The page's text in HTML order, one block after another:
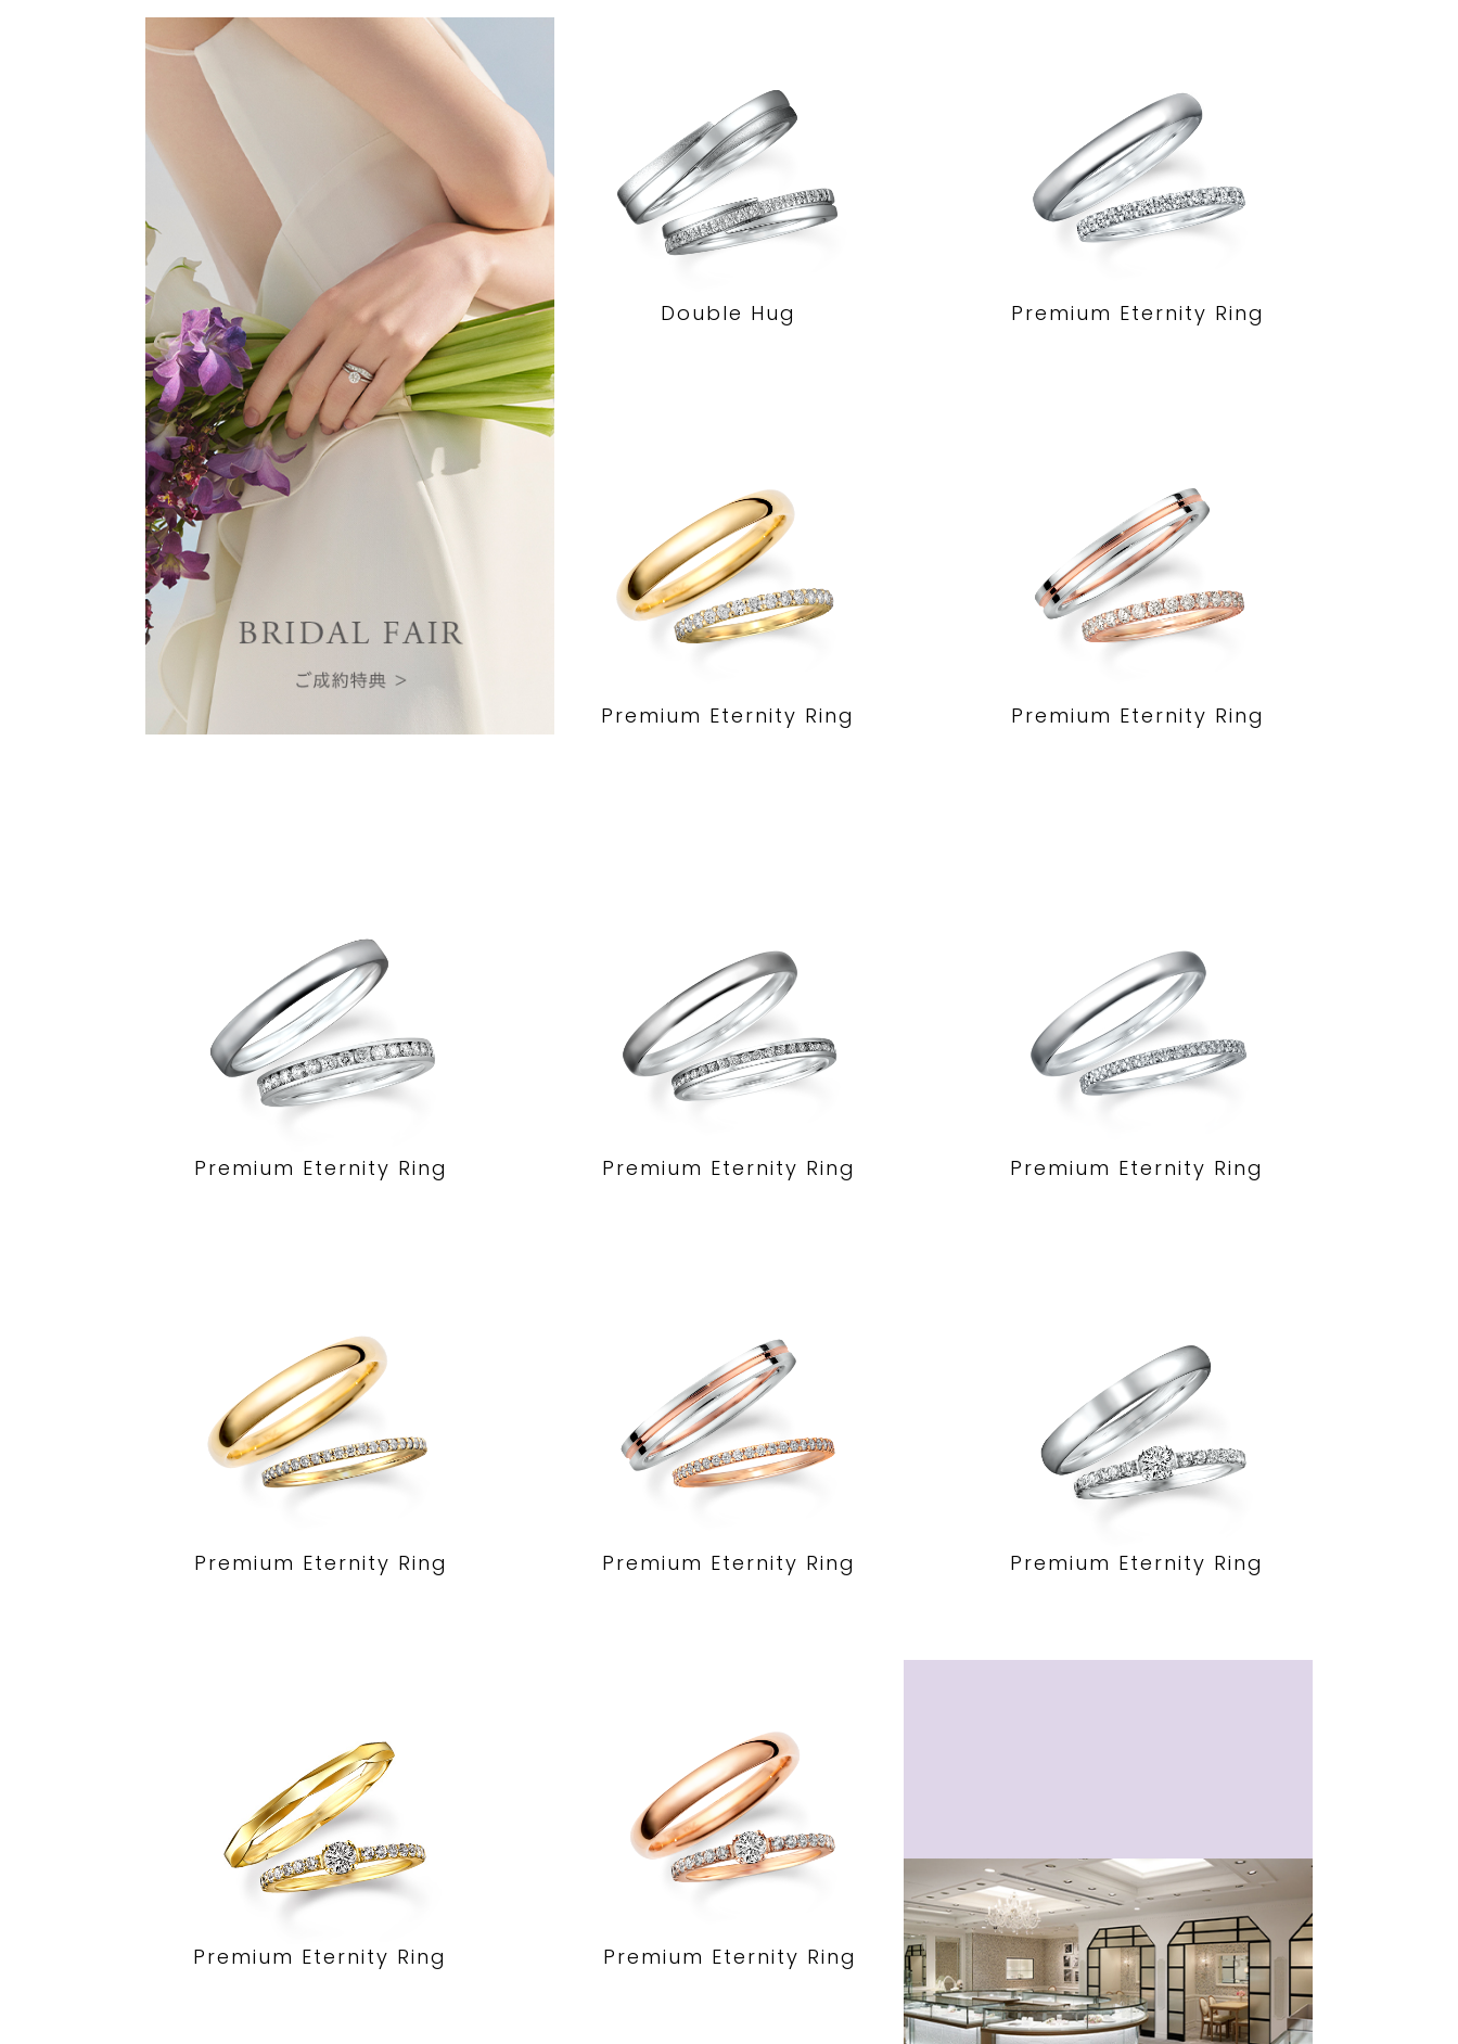
Double Hug Premium Eternity Ring
Premium Eternity Ring Premium Eternity Ring
Premium Eternity Ring Premium Eternity Ring Premium Eternity Ring
Premium Eternity Ring Premium Eternity Ring Premium Eternity Ring
Premium Eternity Ring Premium Eternity Ring